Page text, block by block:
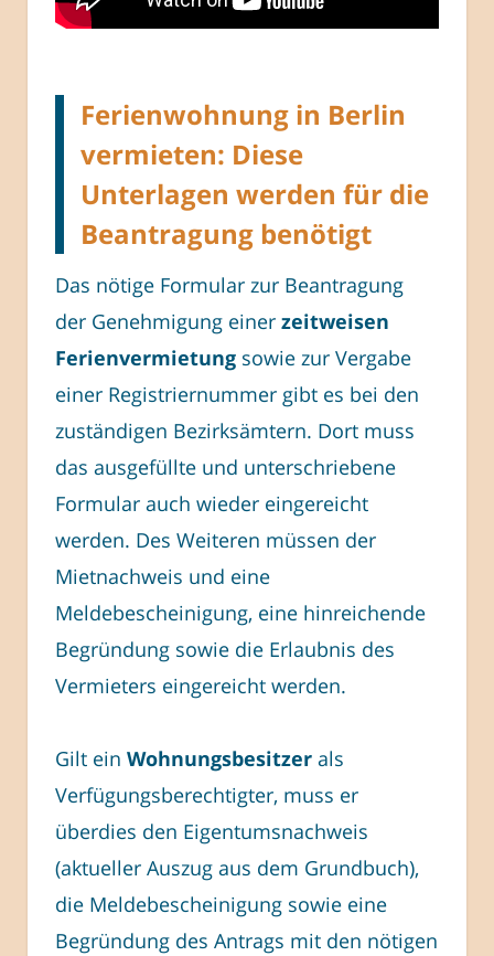
Ferienwohnung in Berlin
vermieten: Diese
Unterlagen werden für die
Beantragung benötigt
Das nötige Formular zur Beantragung
der Genehmigung einer zeitweisen
Ferienvermietung sowie zur Vergabe
einer Registriernummer gibt es bei den
zuständigen Bezirksämtern. Dort muss
das ausgefüllte und unterschriebene
Formular auch wieder eingereicht
werden. Des Weiteren müssen der
Mietnachweis und eine
Meldebescheinigung, eine hinreichende
Begründung sowie die Erlaubnis des
Vermieters eingereicht werden.
Gilt ein Wohnungsbesitzer als
Verfügungsberechtigter, muss er
überdies den Eigentumsnachweis
(aktueller Auszug aus dem Grundbuch),
die Meldebescheinigung sowie eine
Begründung des Antrags mit den nötigen